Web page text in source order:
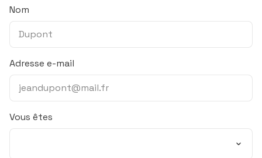
Nom
Adresse e-mail
Vous êtes